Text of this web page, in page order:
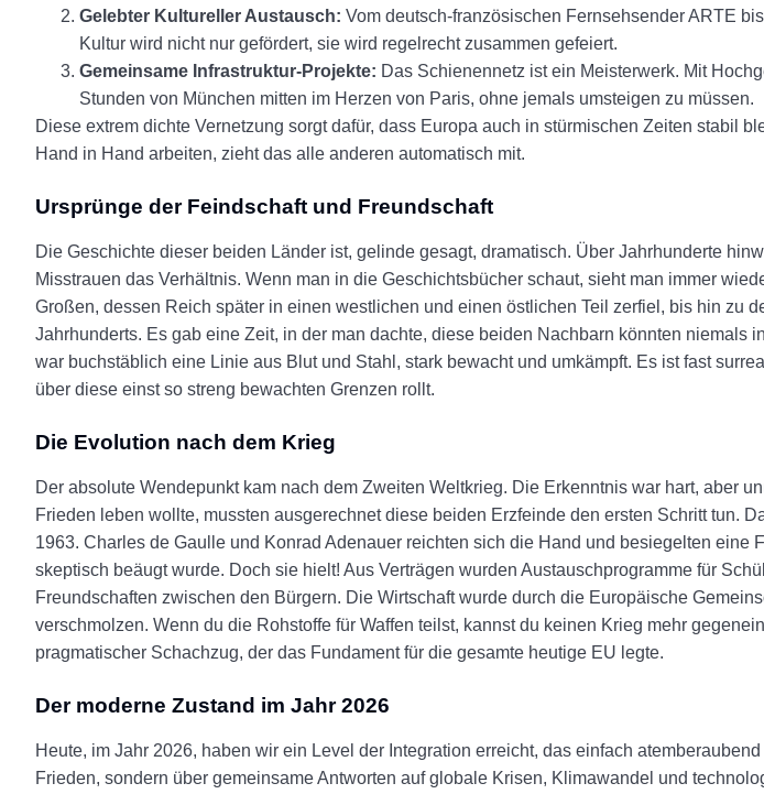
Gelebter Kultureller Austausch: Vom deutsch-französischen Fernsehsender ARTE
Kultur wird nicht nur gefördert, sie wird regelrecht zusammen gefeiert.
Gemeinsame Infrastruktur-Projekte: Das Schienennetz ist ein Meisterwerk. Mit
Stunden von München mitten im Herzen von Paris, ohne jemals umsteigen zu müssen.
Diese extrem dichte Vernetzung sorgt dafür, dass Europa auch in stürmischen Zeiten stabil
Hand in Hand arbeiten, zieht das alle anderen automatisch mit.
Ursprünge der Feindschaft und Freundschaft
Die Geschichte dieser beiden Länder ist, gelinde gesagt, dramatisch. Über Jahrhunderte
Misstrauen das Verhältnis. Wenn man in die Geschichtsbücher schaut, sieht man immer
Großen, dessen Reich später in einen westlichen und einen östlichen Teil zerfiel, bis hin zu
Jahrhunderts. Es gab eine Zeit, in der man dachte, diese beiden Nachbarn könnten niemals
war buchstäblich eine Linie aus Blut und Stahl, stark bewacht und umkämpft. Es ist fast
über diese einst so streng bewachten Grenzen rollt.
Die Evolution nach dem Krieg
Der absolute Wendepunkt kam nach dem Zweiten Weltkrieg. Die Erkenntnis war hart, aber
Frieden leben wollte, mussten ausgerechnet diese beiden Erzfeinde den ersten Schritt tun.
1963. Charles de Gaulle und Konrad Adenauer reichten sich die Hand und besiegelten eine
skeptisch beäugt wurde. Doch sie hielt! Aus Verträgen wurden Austauschprogramme für
Freundschaften zwischen den Bürgern. Die Wirtschaft wurde durch die Europäische
verschmolzen. Wenn du die Rohstoffe für Waffen teilst, kannst du keinen Krieg mehr
pragmatischer Schachzug, der das Fundament für die gesamte heutige EU legte.
Der moderne Zustand im Jahr 2026
Heute, im Jahr 2026, haben wir ein Level der Integration erreicht, das einfach
Frieden, sondern über gemeinsame Antworten auf globale Krisen, Klimawandel und